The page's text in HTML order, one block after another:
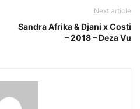
Next article
Sandra Afrika & Djani x Costi
– 2018 – Deza Vu